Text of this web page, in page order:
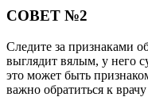
СОВЕТ №2
Следите за признаками
выглядит вялым, у него
это может быть
важно обратиться к